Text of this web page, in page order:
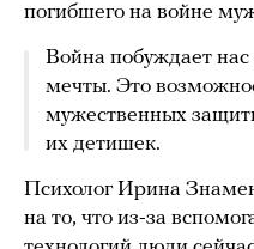
погибшего на войне
Война побуждает
мечты. Это
мужественных
их детишек.
Психолог Ирина
на то, что из-за